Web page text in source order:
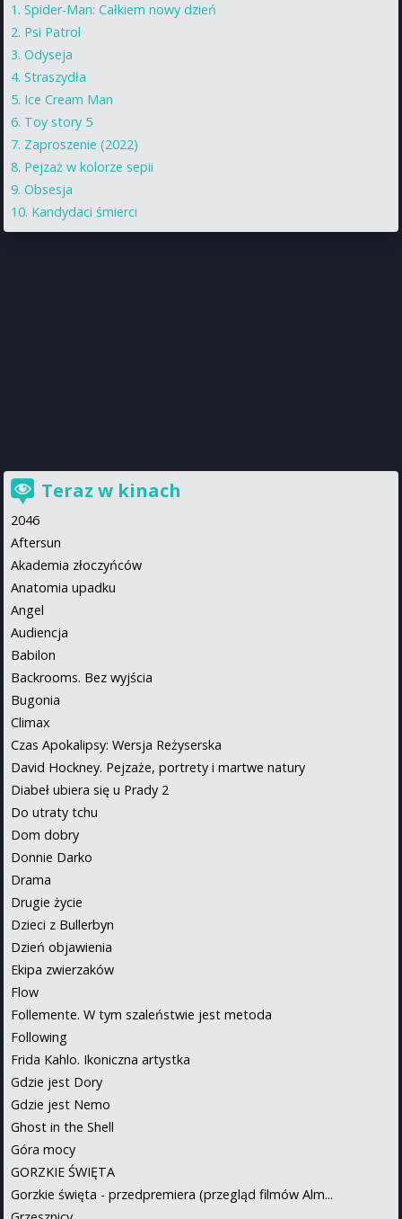
Spider-Man: Całkiem nowy dzień
Psi Patrol
Odyseja
Straszydła
Ice Cream Man
Toy story 5
Zaproszenie (2022)
Pejzaż w kolorze sepii
Obsesja
Kandydaci śmierci
Teraz w kinach
2046
Aftersun
Akademia złoczyńców
Anatomia upadku
Angel
Audiencja
Babilon
Backrooms. Bez wyjścia
Bugonia
Climax
Czas Apokalipsy: Wersja Reżyserska
David Hockney. Pejzaże, portrety i martwe natury
Diabeł ubiera się u Prady 2
Do utraty tchu
Dom dobry
Donnie Darko
Drama
Drugie życie
Dzieci z Bullerbyn
Dzień objawienia
Ekipa zwierzaków
Flow
Follemente. W tym szaleństwie jest metoda
Following
Frida Kahlo. Ikoniczna artystka
Gdzie jest Dory
Gdzie jest Nemo
Ghost in the Shell
Góra mocy
GORZKIE ŚWIĘTA
Gorzkie święta - przedpremiera (przegląd filmów Alm...